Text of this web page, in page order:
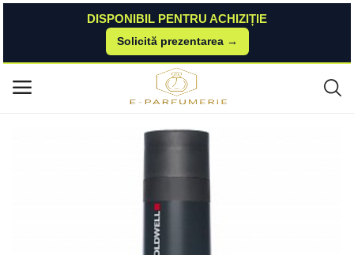
DISPONIBIL PENTRU ACHIZIȚIE
Solicită prezentarea →
Meniu principal
Goldwell Dualsenses For Men Hair & Body Shampoo sampon si dus gel 2